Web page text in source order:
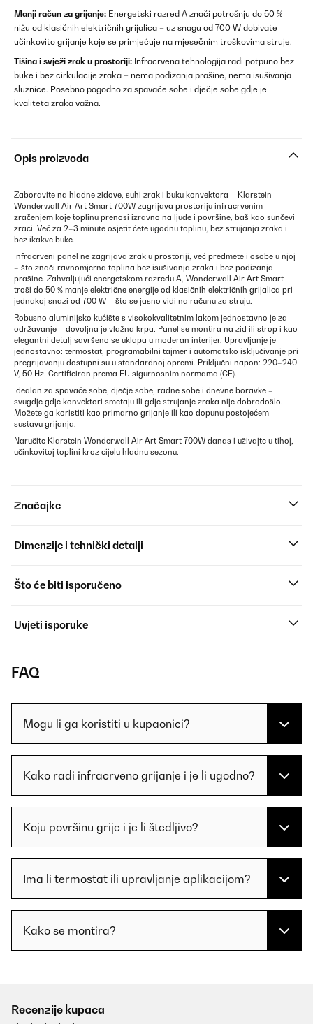
Manji račun za grijanje: Energetski razred A znači potrošnju do 50 %
nižu od klasičnih električnih grijalica – uz snagu od 700 W dobivate
učinkovito grijanje koje se primjećuje na mjesečnim troškovima struje.
Tišina i svježi zrak u prostoriji: Infracrvena tehnologija radi potpuno bez
buke i bez cirkulacije zraka – nema podizanja prašine, nema isušivanja
sluznice. Posebno pogodno za spavaće sobe i dječje sobe gdje je
kvaliteta zraka važna.
Opis proizvoda
Zaboravite na hladne zidove, suhi zrak i buku konvektora – Klarstein
Wonderwall Air Art Smart 700W zagrijava prostoriju infracrvenim
zračenjem koje toplinu prenosi izravno na ljude i površine, baš kao sunčevi
zraci. Već za 2–3 minute osjetit ćete ugodnu toplinu, bez strujanja zraka i
bez ikakve buke.
Infracrveni panel ne zagrijava zrak u prostoriji, već predmete i osobe u njoj
– što znači ravnomjerna toplina bez isušivanja zraka i bez podizanja
prašine. Zahvaljujući energetskom razredu A, Wonderwall Air Art Smart
troši do 50 % manje električne energije od klasičnih električnih grijalica pri
jednakoj snazi od 700 W – što se jasno vidi na računu za struju.
Robusno aluminijsko kućište s visokokvalitetnim lakom jednostavno je za
održavanje – dovoljna je vlažna krpa. Panel se montira na zid ili strop i kao
elegantni detalj savršeno se uklapa u moderan interijer. Upravljanje je
jednostavno: termostat, programabilni tajmer i automatsko isključivanje pri
pregrijavanju dostupni su u standardnoj opremi. Priključni napon: 220–240
V, 50 Hz. Certificiran prema EU sigurnosnim normama (CE).
Idealan za spavaće sobe, dječje sobe, radne sobe i dnevne boravke –
svugdje gdje konvektori smetaju ili gdje strujanje zraka nije dobrodošlo.
Možete ga koristiti kao primarno grijanje ili kao dopunu postojećem
sustavu grijanja.
Naručite Klarstein Wonderwall Air Art Smart 700W danas i uživajte u tihoj,
učinkovitoj toplini kroz cijelu hladnu sezonu.
Značajke
Dimenzije i tehnički detalji
Što će biti isporučeno
Uvjeti isporuke
FAQ
Mogu li ga koristiti u kupaonici?
Kako radi infracrveno grijanje i je li ugodno?
Koju površinu grije i je li štedljivo?
Ima li termostat ili upravljanje aplikacijom?
Kako se montira?
Recenzije kupaca